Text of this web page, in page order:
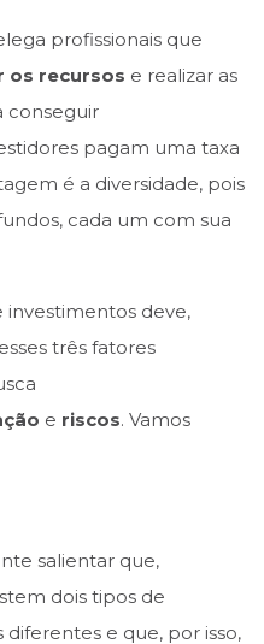
profissionais que
os recursos e realizar as
conseguir
pagam uma taxa
é a diversidade, pois
cada um com sua
investimentos deve,
três fatores
e riscos. Vamos
salientar que,
dois tipos de
e que, por isso,